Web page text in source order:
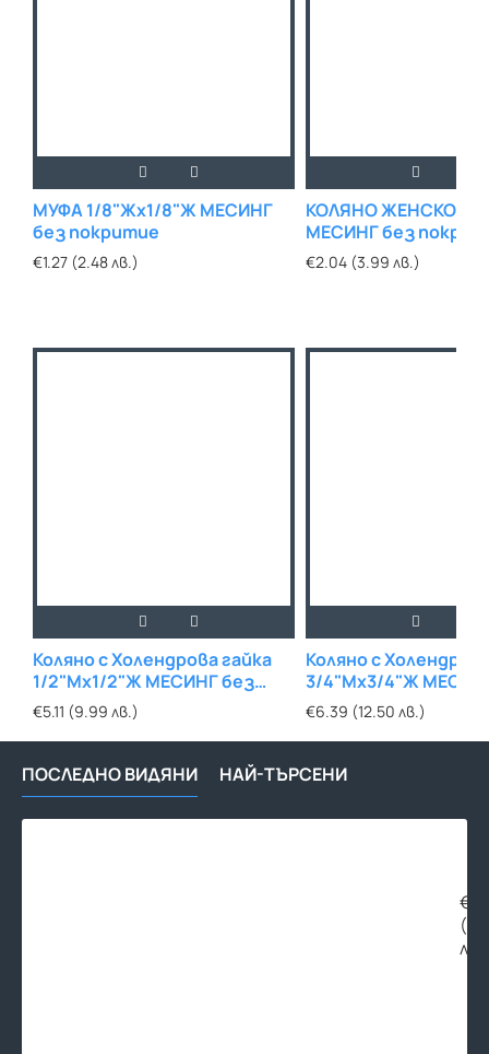
МУФА 1/8"Жх1/8"Ж МЕСИНГ
без покритие
€1.27 (2.48 лв.)
КОЛЯНО ЖЕНСКО 1/
МЕСИНГ без
€2.04 (3.99 лв.)
Коляно с Холендрова гайка
1/2"Мх1/2"Ж МЕСИНГ без
покритие
€5.11 (9.99 лв.)
Коляно с
3/4"Мх3/4"Ж
покритие
€6.39 (12.50 лв.)
ПОСЛЕДНО ВИДЯНИ НАЙ-ТЪРСЕНИ
без
лв.)